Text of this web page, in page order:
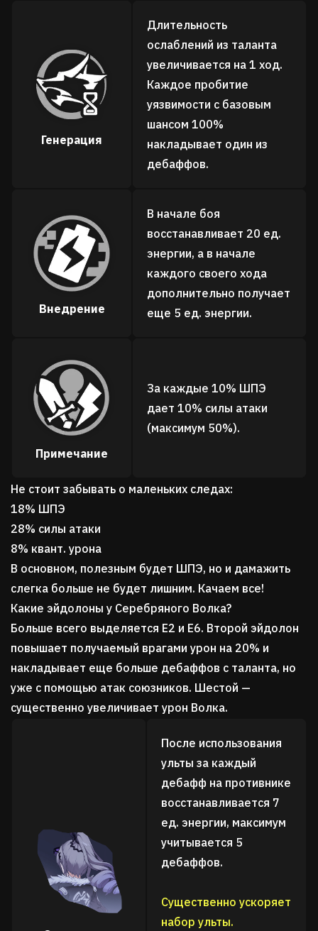
Генерация
Длительность
ослаблений из таланта
увеличивается на 1 ход.
Каждое пробитие
уязвимости с базовым
шансом 100%
накладывает один из
дебаффов.
Внедрение
В начале боя
восстанавливает 20 ед.
энергии, а в начале
каждого своего хода
дополнительно получает
еще 5 ед. энергии.
Примечание
За каждые 10% ШПЭ
дает 10% силы атаки
(максимум 50%).
Не стоит забывать о маленьких следах:
18% ШПЭ
28% силы атаки
8% квант. урона
В основном, полезным будет ШПЭ, но и дамажить
слегка больше не будет лишним. Качаем все!
Какие эйдолоны у Серебряного Волка?
Больше всего выделяется Е2 и Е6. Второй эйдолон
повышает получаемый врагами урон на 20% и
накладывает еще больше дебаффов с таланта, но
уже с помощью атак союзников. Шестой —
существенно увеличивает урон Волка.
После использования
ульты за каждый
дебафф на противнике
восстанавливается 7
ед. энергии, максимум
учитывается 5
дебаффов.
Существенно ускоряет
набор ульты.